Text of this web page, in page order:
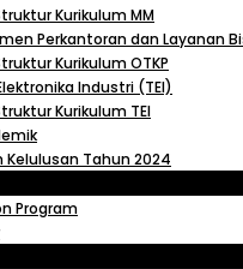
Kurikulum MM
Perkantoran dan Layanan
Kurikulum OTKP
Industri (TEI)
Kurikulum TEI
Tahun 2024
Program